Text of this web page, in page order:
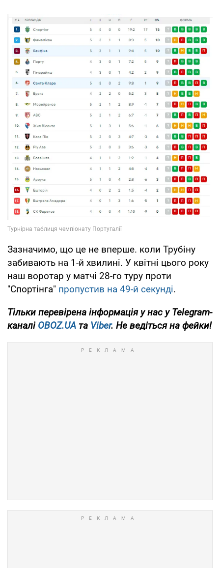
Зазначимо, що це не вперше. коли Трубіну
забивають на 1-й хвилині. У квітні цього року
наш воротар у матчі 28-го туру проти
"Спортінга" пропустив на 49-й секунді.
Тільки перевірена інформація у нас у Telegram-
каналі OBOZ.UA та Viber. Не ведіться на фейки!